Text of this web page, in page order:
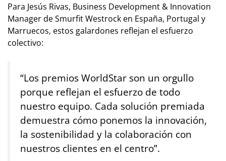
Para Jesús Rivas, Business Development & Innovation
Manager de Smurfit Westrock en España, Portugal y
Marruecos, estos galardones reflejan el esfuerzo
colectivo:
“Los premios WorldStar son un orgullo
porque reflejan el esfuerzo de todo
nuestro equipo. Cada solución premiada
demuestra cómo ponemos la innovación,
la sostenibilidad y la colaboración con
nuestros clientes en el centro”.